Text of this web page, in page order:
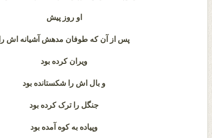
او روز پیش
پس از آن که طوفان مدهش آشیانه اش را
ویران کرده بود
و بال اش را شکستانده بود
جنگل را ترک کرده بود
وپیاده به کوه آمده بود